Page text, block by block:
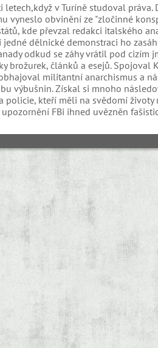
v Turíně studoval
vyneslo obvinění ze "zločinné
kde převzal redakci italského
dělnické demonstraci ho
odkud se záhy vrátil pod cizím
brožurek, článků a esejů.
militantní anarchismus a
výbušnin. Získal si mnoho
kteří měli na svědomí životy
FBi ihned uvězněn